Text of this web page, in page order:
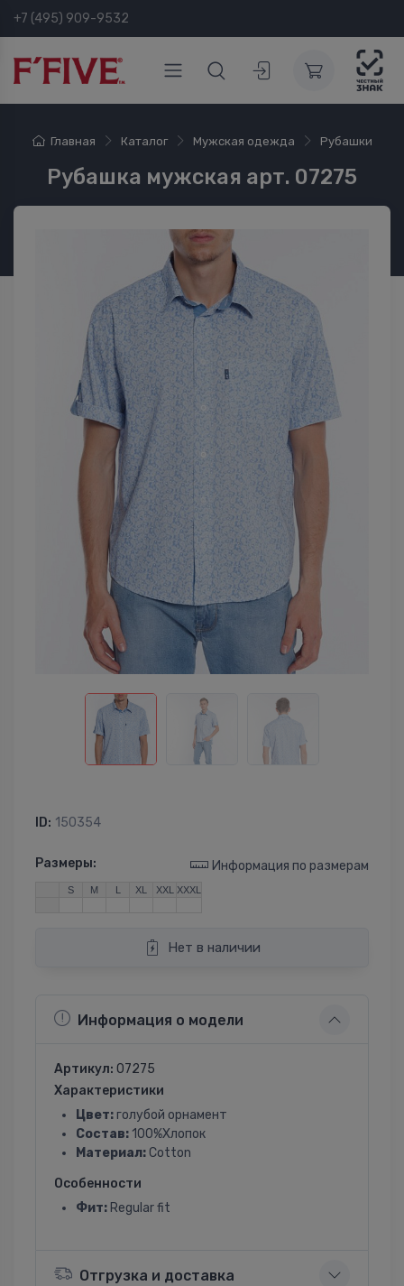
+7 (495) 909-9532
Главная Каталог Мужская одежда Рубашки
Рубашка мужская арт. 07275
ID: 150354
Размеры: Информация по размерам
S M L XL XXL XXXL
Нет в наличии
Информация о модели
Артикул: 07275
Характеристики
Цвет: голубой орнамент
Состав: 100%Хлопок
Материал: Cotton
Особенности
Фит: Regular fit
Отгрузка и доставка